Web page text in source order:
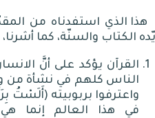
هذا الذي استفدناه من
الكتاب والسنّة، كما
القرآن يؤكد على أنَّ
الناس كلهم في نشأة من
واعترفوا بربوبيته (أَلَسْتُ
في هذا العالم إنما